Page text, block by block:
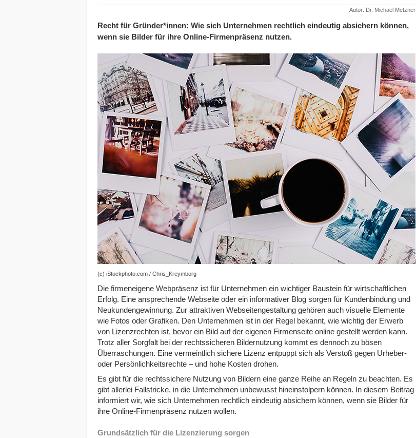
Autor: Dr. Michael Metzner
Recht für Gründer*innen: Wie sich Unternehmen rechtlich eindeutig absichern können,
wenn sie Bilder für ihre Online-Firmenpräsenz nutzen.
(c) iStockphoto.com / Chris_Kreymborg
Die firmeneigene Webpräsenz ist für Unternehmen ein wichtiger Baustein für wirtschaftlichen
Erfolg. Eine ansprechende Webseite oder ein informativer Blog sorgen für Kundenbindung und
Neukundengewinnung. Zur attraktiven Webseitengestaltung gehören auch visuelle Elemente
wie Fotos oder Grafiken. Den Unternehmen ist in der Regel bekannt, wie wichtig der Erwerb
von Lizenzrechten ist, bevor ein Bild auf der eigenen Firmenseite online gestellt werden kann.
Trotz aller Sorgfalt bei der rechtssicheren Bildernutzung kommt es dennoch zu bösen
Überraschungen. Eine vermeintlich sichere Lizenz entpuppt sich als Verstoß gegen Urheber-
oder Persönlichkeitsrechte – und hohe Kosten drohen.
Es gibt für die rechtssichere Nutzung von Bildern eine ganze Reihe an Regeln zu beachten. Es
gibt allerlei Fallstricke, in die Unternehmen unbewusst hineinstolpern können. In diesem Beitrag
informiert wir, wie sich Unternehmen rechtlich eindeutig absichern können, wenn sie Bilder für
ihre Online-Firmenpräsenz nutzen wollen.
Grundsätzlich für die Lizenzierung sorgen